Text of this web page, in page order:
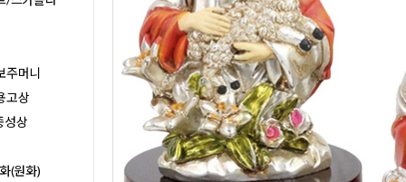
주머니
고상
성상
(원화)